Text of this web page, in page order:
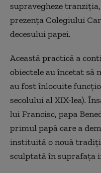
supravegheze
prezența Colegiului
decesului papei.
Această practică a
obiectele au încetat să
au fost înlocuite
secolului al XIX-lea).
lui Francisc, papa
primul papă care a
instituită o nouă
sculptată în suprafața